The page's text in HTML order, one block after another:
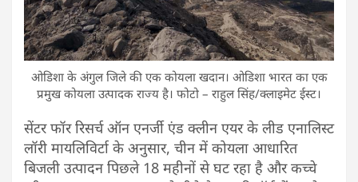
ओडिशा के अंगुल जिले की एक कोयला खदान। ओडिशा भारत का एक
प्रमुख कोयला उत्पादक राज्य है। फोटो – राहुल सिंह/क्लाइमेट ईस्ट।
सेंटर फॉर रिसर्च ऑन एनर्जी एंड क्लीन एयर के लीड एनालिस्ट
लॉरी मायलिविर्टा के अनुसार, चीन में कोयला आधारित
बिजली उत्पादन पिछले 18 महीनों से घट रहा है और कच्चे